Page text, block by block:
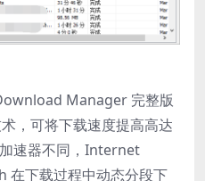
Manager 完整版
，可将下载速度提高高达
速器不同，Internet
下载过程中动态分段下